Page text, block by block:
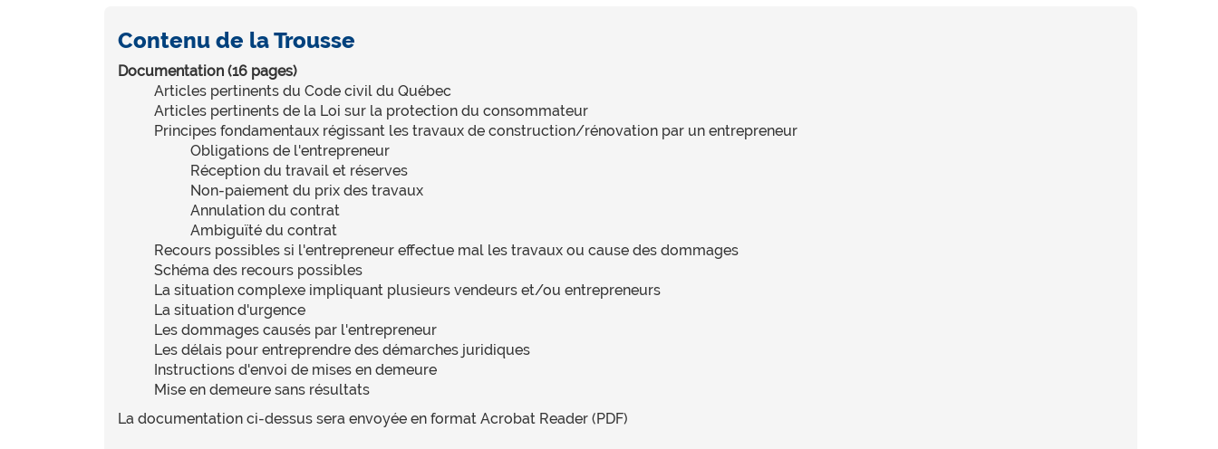
Contenu de la Trousse
Documentation (16 pages)
Articles pertinents du Code civil du Québec
Articles pertinents de la Loi sur la protection du consommateur
Principes fondamentaux régissant les travaux de construction/rénovation par un entrepreneur
Obligations de l'entrepreneur
Réception du travail et réserves
Non-paiement du prix des travaux
Annulation du contrat
Ambiguïté du contrat
Recours possibles si l'entrepreneur effectue mal les travaux ou cause des dommages
Schéma des recours possibles
La situation complexe impliquant plusieurs vendeurs et/ou entrepreneurs
La situation d'urgence
Les dommages causés par l'entrepreneur
Les délais pour entreprendre des démarches juridiques
Instructions d'envoi de mises en demeure
Mise en demeure sans résultats
La documentation ci-dessus sera envoyée en format Acrobat Reader (PDF)